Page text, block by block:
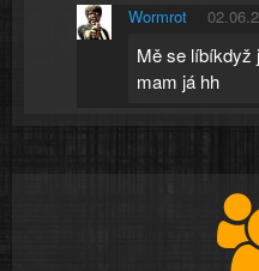
Wormrot
Mě se líbíkdyž
mam já hh